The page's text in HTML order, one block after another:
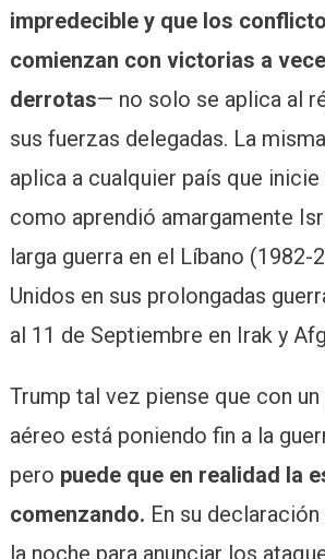
impredecible y que los
comienzan con victorias a
derrotas— no solo se aplica al
sus fuerzas delegadas. La
aplica a cualquier país que inicie
como aprendió amargamente
larga guerra en el Líbano (1982-
Unidos en sus prolongadas
al 11 de Septiembre en Irak y
Trump tal vez piense que con un
aéreo está poniendo fin a la
pero puede que en realidad la
comenzando. En su
la noche para anunciar los